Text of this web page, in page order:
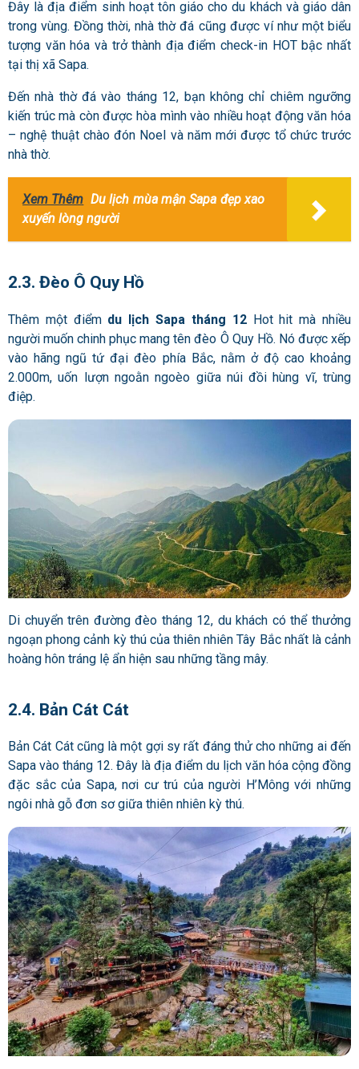
Đây là địa điểm sinh hoạt tôn giáo cho du khách và giáo dân
trong vùng. Đồng thời, nhà thờ đá cũng được ví như một biểu
tượng văn hóa và trở thành địa điểm check-in HOT bậc nhất
tại thị xã Sapa.
Đến nhà thờ đá vào tháng 12, bạn không chỉ chiêm ngưỡng
kiến trúc mà còn được hòa mình vào nhiều hoạt động văn hóa
– nghệ thuật chào đón Noel và năm mới được tổ chức trước
nhà thờ.
Xem Thêm Du lịch mùa mận Sapa đẹp xao
xuyến lòng người
2.3. Đèo Ô Quy Hồ
Thêm một điểm du lịch Sapa tháng 12Hot hit mà nhiều
người muốn chinh phục mang tên đèo Ô Quy Hồ. Nó được xếp
vào hãng ngũ tứ đại đèo phía Bắc, nằm ở độ cao khoảng
2.000m, uốn lượn ngoằn ngoèo giữa núi đồi hùng vĩ, trùng
điệp.
Di chuyển trên đường đèo tháng 12, du khách có thể thưởng
ngoạn phong cảnh kỳ thú của thiên nhiên Tây Bắc nhất là cảnh
hoàng hôn tráng lệ ẩn hiện sau những tầng mây.
2.4. Bản Cát Cát
Bản Cát Cát cũng là một gợi sy rất đáng thử cho những ai đến
Sapa vào tháng 12. Đây là địa điểm du lịch văn hóa cộng đồng
đặc sắc của Sapa, nơi cư trú của người H’Mông với những
ngôi nhà gỗ đơn sơ giữa thiên nhiên kỳ thú.